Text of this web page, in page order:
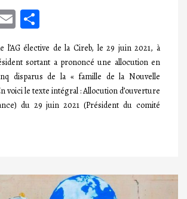
Email
l’AG élective de la Cireb, le 29 juin 2021, à
sortant a prononcé une allocution en
disparus de la « famille de la Nouvelle
voici le texte intégral : Allocution d’ouverture
du 29 juin 2021 (Président du comité